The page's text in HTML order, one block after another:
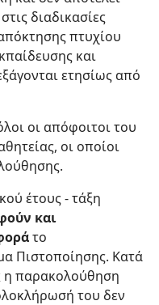
διαδικασίες
πτυχίου
και
ετησίως από
οι απόφοιτοι του
οι οποίοι
έτους - τάξη
και
το
Πιστοποίησης. Κατά
η παρακολούθηση
του δεν